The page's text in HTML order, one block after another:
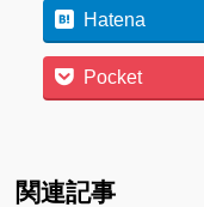
Hatena
Pocket
関連記事